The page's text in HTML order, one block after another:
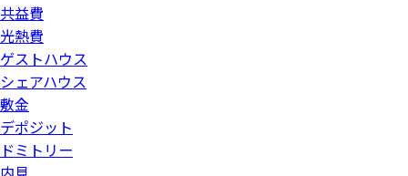
共益費
光熱費
ゲストハウス
シェアハウス
敷金
デポジット
ドミトリー